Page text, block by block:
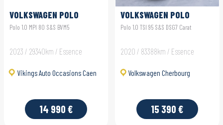
VOLKSWAGEN POLO
Polo 1.0 MPI 80 S&S BVM5
2023 / 29340km / Essence
Vikings Auto Occasions Caen
14 990 €
VOLKSWAGEN POLO
Polo 1.0 TSI 95 S&S DSG7 Carat
2020 / 83388km / Essence
Volkswagen Cherbourg
15 390 €